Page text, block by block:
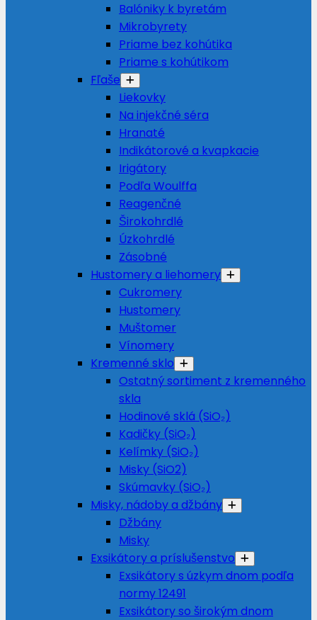
Balóniky k byretám
Mikrobyrety
Priame bez kohútika
Priame s kohútikom
Fľaše
Liekovky
Na injekčné séra
Hranaté
Indikátorové a kvapkacie
Irigátory
Podľa Woulffa
Reagenčné
Širokohrdlé
Úzkohrdlé
Zásobné
Hustomery a liehomery
Cukromery
Hustomery
Muštomer
Vínomery
Kremenné sklo
Ostatný sortiment z kremenného
skla
Hodinové sklá (SiO₂)
Kadičky (SiO₂)
Kelímky (SiO₂)
Misky (SiO2)
Skúmavky (SiO₂)
Misky, nádoby a džbány
Džbány
Misky
Exsikátory a príslušenstvo
Exsikátory s úzkym dnom podľa
normy 12491
Exsikátory so širokým dnom